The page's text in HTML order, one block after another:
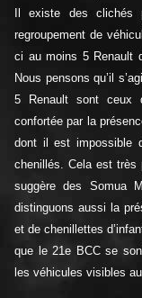
Il existe des
regroupement de
ci au moins 5 Renault
Nous pensons qu’il
5 Renault sont ceux
confortée par la
dont il est impossible
chenillés. Cela est très
suggère des Somua
distinguons aussi la
et de chenillettes
que le 21e BCC se
les véhicules visibles